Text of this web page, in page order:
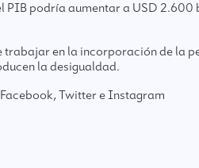
PIB podría aumentar a USD
en la incorporación de la
la desigualdad.
Facebook,TwittereInstagram